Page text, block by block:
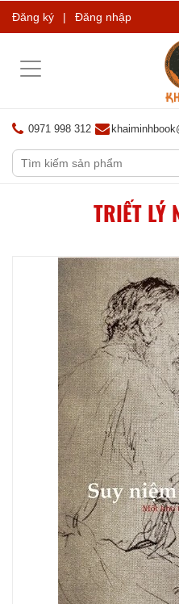
Đăng ký | Đăng nhập
Toggle
0971 998 312
TRIẾT LÝ